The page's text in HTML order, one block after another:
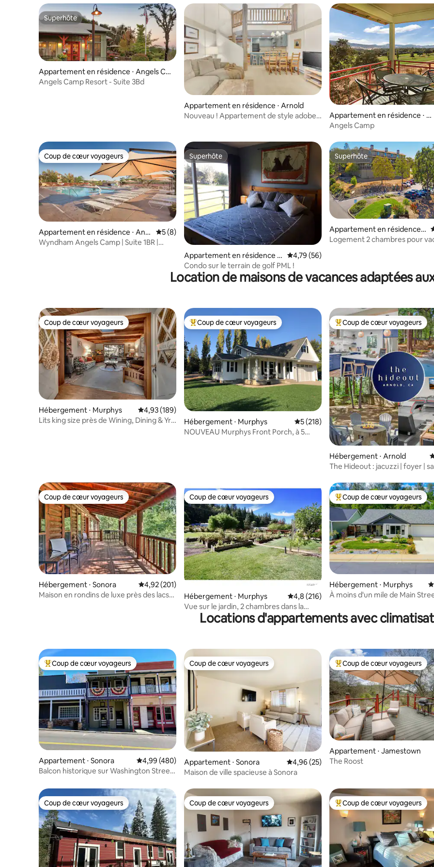
Superhôte
Superhôte
Appartement en résidence ⋅ Angels Ca
mp
Angels Camp Resort - Suite 3Bd
Appartement en résidence ⋅ Arnold
Nouveau ! Appartement de style adobe
Appartement en résidence ⋅ A
ngels Camp
Angels Camp
Coup de cœur voyageurs
Coup de cœur voyageurs
Appartement en résidence ⋅ Ang
els Camp
Évaluation moyenne sur la base de 8 commentaires : 5 sur 5
5 (8)
Wyndham Angels Camp | Suite 1BR |
Superhôte
Superhôte
Appartement en résidence ⋅
Groveland
Évaluation moyenne sur la base de 56
4,79 (56)
Condo sur le terrain de golf PML !
Superhôte
Superhôte
Appartement en résidence ⋅
Angels Camp
Logement 2 chambres pour
Location de maisons de vacances adaptées
Coup de cœur voyageurs
Coup de cœur voyageurs
Hébergement ⋅ Murphys Évaluation moyenne sur la base de 189 commentaires : 4,93 sur 5
4,93 (189)
Lits king size près de Wining, Dining & Yr-
Coups de cœur voyageurs les plus appréciés
Coup de cœur voyageurs
Hébergement ⋅ Murphys Évaluation moyenne sur la base de 218
5 (218)
NOUVEAU Murphys Front Porch, à 5
Coups de cœur voyageurs les
Coup de cœur voyageurs
Hébergement ⋅ Arnold
The Hideout : jacuzzi | foyer |
Coup de cœur voyageurs
Coup de cœur voyageurs
Hébergement ⋅ Sonora Évaluation moyenne sur la base de 201 commentaires : 4,92 sur 5
4,92 (201)
Maison en rondins de luxe près des lacs
Coup de cœur voyageurs
Coup de cœur voyageurs
Hébergement ⋅ Murphys Évaluation moyenne sur la base de 216
4,8 (216)
Vue sur le jardin, 2 chambres dans la
région viticole de Sierras
Coups de cœur voyageurs les
Coup de cœur voyageurs
Hébergement ⋅ Murphys
À moins d'un mile de Main
Locations d'appartements avec
Coups de cœur voyageurs les plus appréciés
Coup de cœur voyageurs
Appartement ⋅ Sonora Évaluation moyenne sur la base de 480 commentaires : 4,99 sur 5
4,99 (480)
Balcon historique sur Washington Street
Coup de cœur voyageurs
Coup de cœur voyageurs
Appartement ⋅ Sonora Évaluation moyenne sur la base de 25
4,96 (25)
Maison de ville spacieuse à Sonora
Coups de cœur voyageurs les
Coup de cœur voyageurs
Appartement ⋅ Jamestown
The Roost
Coup de cœur voyageurs
Coup de cœur voyageurs Coup de cœur voyageurs
Coup de cœur voyageurs Coups de cœur voyageurs les
Coup de cœur voyageurs